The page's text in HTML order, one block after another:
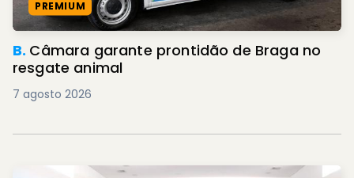
PREMIUM
B. Câmara garante prontidão de Braga no
resgate animal
7 agosto 2026